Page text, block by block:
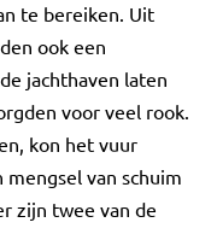
te bereiken. Uit
ook een
jachthaven laten
voor veel rook.
kon het vuur
van schuim
zijn twee van de